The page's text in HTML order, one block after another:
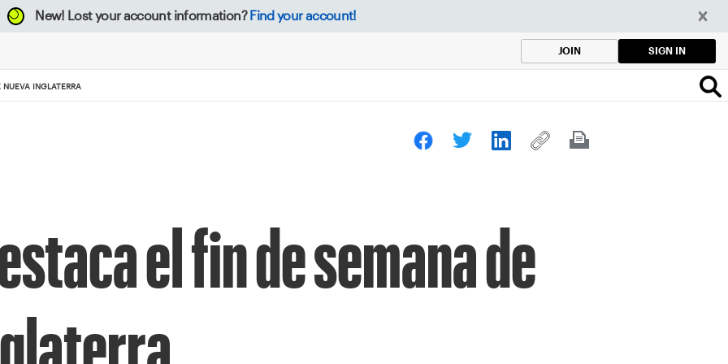
New! Lost your account information? Find your account!
JOIN SIGN IN
INGLATERRA
el fin de semana de